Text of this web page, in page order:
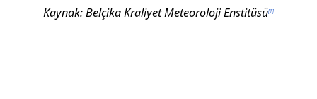
Kaynak: Belçika Kraliyet Meteoroloji Enstitüsü[1]